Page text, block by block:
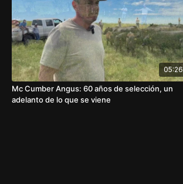
05:26
Mc Cumber Angus: 60 años de selección, un
adelanto de lo que se viene